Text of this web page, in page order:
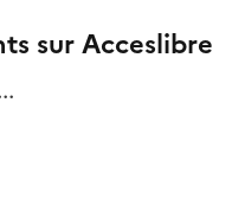
sur Acceslibre